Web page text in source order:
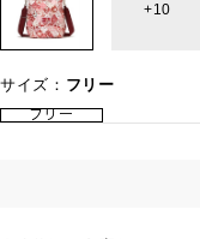
10
サイズ： フリー
フリー